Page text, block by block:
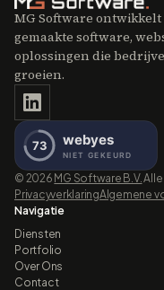
MG Software ontwikkelt
gemaakte software,
oplossingen die
groeien.
© 2026 MG Software B.V.
PrivacyverklaringAlgemene
Navigatie
Diensten
Portfolio
Over Ons
Contact